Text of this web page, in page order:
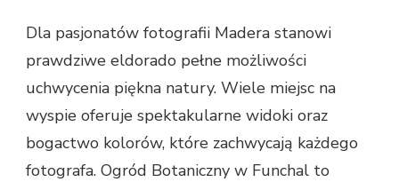
Dla pasjonatów fotografii Madera stanowi
prawdziwe eldorado pełne możliwości
uchwycenia piękna natury. Wiele miejsc na
wyspie oferuje spektakularne widoki oraz
bogactwo kolorów, które zachwycają każdego
fotografa. Ogród Botaniczny w Funchal to